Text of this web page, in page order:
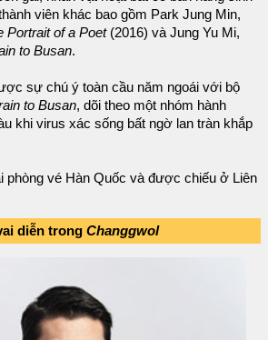
viên khác bao gồm Park Jung Min,
Portrait of a Poet(2016) và Jung Yu Mi,
to Busan.
sự chú ý toàn cầu năm ngoái với bộ
to Busan, dõi theo một nhóm hành
khi virus xác sống bất ngờ lan tràn khắp
phòng vé Hàn Quốc và được chiếu ở Liên
diễn trong Changgwol